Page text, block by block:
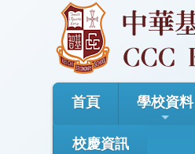
首頁 學校資料
校慶資訊